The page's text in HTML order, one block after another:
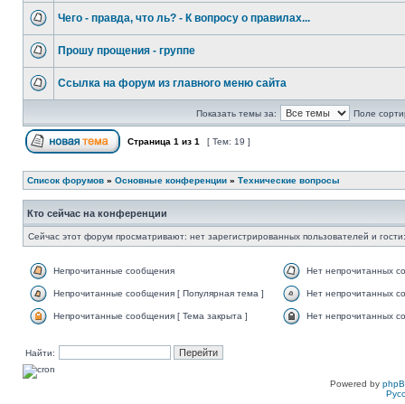
Чего - правда, что ль? - К вопросу о правилах...
Прошу прощения - группе
Ссылка на форум из главного меню сайта
Показать темы за: Поле
Страница 1 из 1 [ Тем: 19 ]
Список форумов » Основные конференции » Технические вопросы
Кто сейчас на конференции
Сейчас этот форум просматривают: нет зарегистрированных пользователей и
Непрочитанные сообщения Нет непрочитанных
Непрочитанные сообщения [ Популярная тема ] Нет непрочитанных
Непрочитанные сообщения [ Тема закрыта ] Нет непрочитанных
Найти:
Powered by